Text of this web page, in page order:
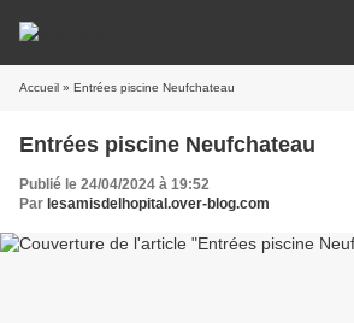
Accueil » Entrées piscine Neufchateau
Entrées piscine Neufchateau
Publié le 24/04/2024 à 19:52
Par lesamisdelhopital.over-blog.com